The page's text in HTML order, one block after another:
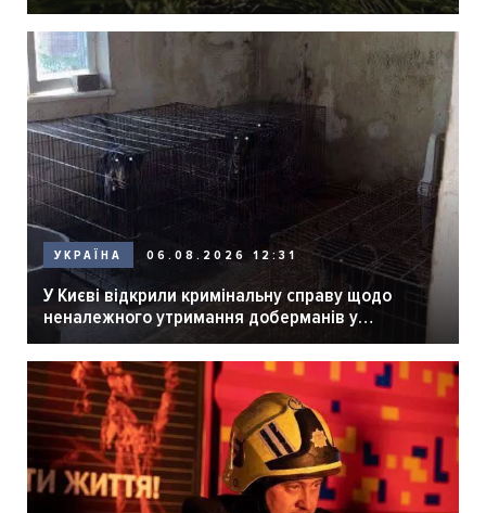
УКРАЇНА 06.08.2026 12:31
У Києві відкрили кримінальну справу щодо
неналежного утримання доберманів у
розпліднику